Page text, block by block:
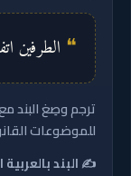
الطرفين
ترجم وصِغ البند
للموضوعات
✍️ البند